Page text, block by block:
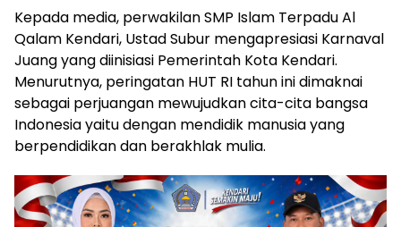
Kepada media, perwakilan SMP Islam Terpadu Al
Qalam Kendari, Ustad Subur mengapresiasi Karnaval
Juang yang diinisiasi Pemerintah Kota Kendari.
Menurutnya, peringatan HUT RI tahun ini dimaknai
sebagai perjuangan mewujudkan cita-cita bangsa
Indonesia yaitu dengan mendidik manusia yang
berpendidikan dan berakhlak mulia.